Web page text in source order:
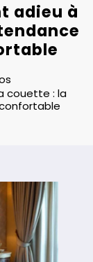
adieu à
couette : la